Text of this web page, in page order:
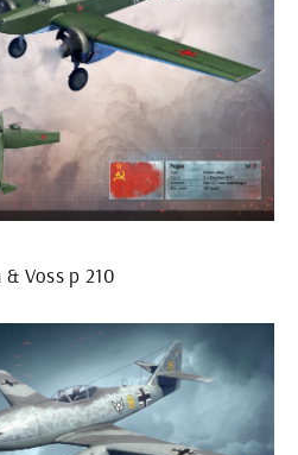
& Voss p 210